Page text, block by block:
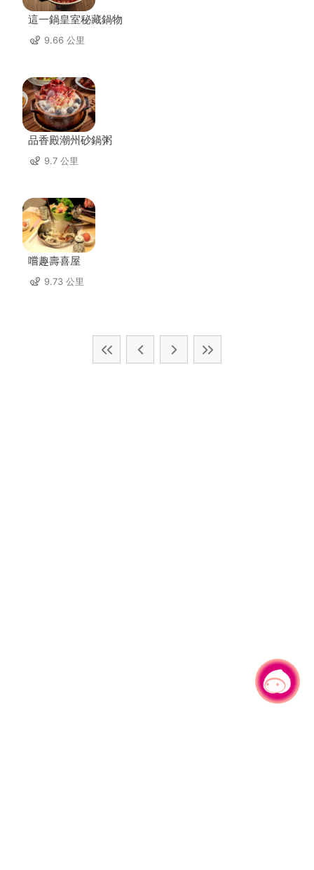
這一鍋皇室秘藏鍋物
9.66 公里
品香殿潮州砂鍋粥
9.7 公里
嚐趣壽喜屋
9.73 公里